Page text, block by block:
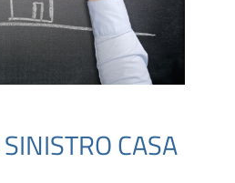
CASA